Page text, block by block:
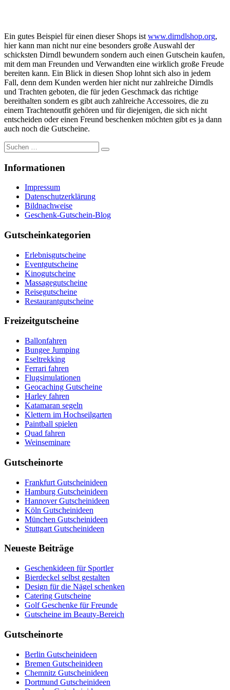
Ein gutes Beispiel für einen dieser Shops ist www.dirndlshop.org,
hier kann man nicht nur eine besonders große Auswahl der
schicksten Dirndl bewundern sondern auch einen Gutschein kaufen,
mit dem man Freunden und Verwandten eine wirklich große Freude
bereiten kann. Ein Blick in diesen Shop lohnt sich also in jedem
Fall, denn dem Kunden werden hier nicht nur zahlreiche Dirndls
und Trachten geboten, die für jeden Geschmack das richtige
bereithalten sondern es gibt auch zahlreiche Accessoires, die zu
einem Trachtenoutfit gehören und für diejenigen, die sich nicht
entscheiden oder einen Freund beschenken möchten gibt es ja dann
auch noch die Gutscheine.
Suche
nach:
Informationen
Impressum
Datenschutzerklärung
Bildnachweise
Geschenk-Gutschein-Blog
Gutscheinkategorien
Erlebnisgutscheine
Eventgutscheine
Kinogutscheine
Massagegutscheine
Reisegutscheine
Restaurantgutscheine
Freizeitgutscheine
Ballonfahren
Bungee Jumping
Eseltrekking
Ferrari fahren
Flugsimulationen
Geocaching Gutscheine
Harley fahren
Katamaran segeln
Klettern im Hochseilgarten
Paintball spielen
Quad fahren
Weinseminare
Gutscheinorte
Frankfurt Gutscheinideen
Hamburg Gutscheinideen
Hannover Gutscheinideen
Köln Gutscheinideen
München Gutscheinideen
Stuttgart Gutscheinideen
Neueste Beiträge
Geschenkideen für Sportler
Bierdeckel selbst gestalten
Design für die Nägel schenken
Catering Gutscheine
Golf Geschenke für Freunde
Gutscheine im Beauty-Bereich
Gutscheinorte
Berlin Gutscheinideen
Bremen Gutscheinideen
Chemnitz Gutscheinideen
Dortmund Gutscheinideen